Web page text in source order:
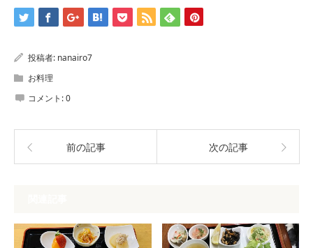
す)
投稿者: nanairo7
お料理
コメント:0
前の記事 次の記事